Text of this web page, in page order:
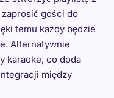
gości do
temu każdy będzie
Alternatywnie
karaoke, co doda
między